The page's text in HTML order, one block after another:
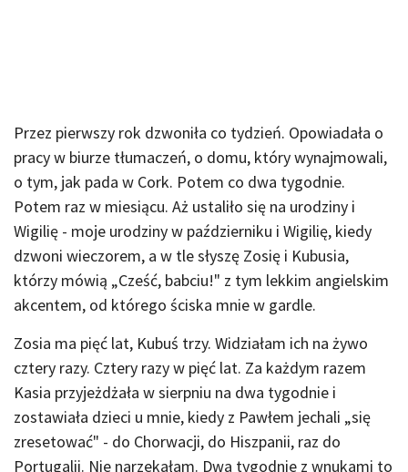
Przez pierwszy rok dzwoniła co tydzień. Opowiadała o
pracy w biurze tłumaczeń, o domu, który wynajmowali,
o tym, jak pada w Cork. Potem co dwa tygodnie.
Potem raz w miesiącu. Aż ustaliło się na urodziny i
Wigilię - moje urodziny w październiku i Wigilię, kiedy
dzwoni wieczorem, a w tle słyszę Zosię i Kubusia,
którzy mówią „Cześć, babciu!" z tym lekkim angielskim
akcentem, od którego ściska mnie w gardle.
Zosia ma pięć lat, Kubuś trzy. Widziałam ich na żywo
cztery razy. Cztery razy w pięć lat. Za każdym razem
Kasia przyjeżdżała w sierpniu na dwa tygodnie i
zostawiała dzieci u mnie, kiedy z Pawłem jechali „się
zresetować" - do Chorwacji, do Hiszpanii, raz do
Portugalii. Nie narzekałam. Dwa tygodnie z wnukami to